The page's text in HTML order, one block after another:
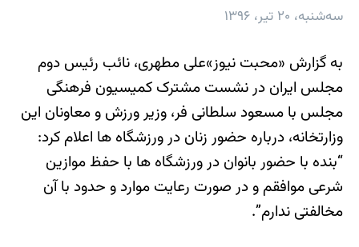
سه‌شنبه، ۲۰ تیر، ۱۳۹۶
به گزارش «محبت نیوز»علی مطهری، نائب رئیس دوم
مجلس ایران در نشست مشترک کمیسیون فرهنگی
مجلس با مسعود سلطانی فر، وزیر ورزش و معاونان این
وزارتخانه، درباره حضور زنان در ورزشگاه ها اعلام کرد:
“بنده با حضور بانوان در ورزشگاه ها با حفظ موازین
شرعی موافقم و در صورت رعایت موارد و حدود با آن
مخالفتی ندارم”.